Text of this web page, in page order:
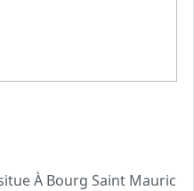
À Bourg Saint Maurice .